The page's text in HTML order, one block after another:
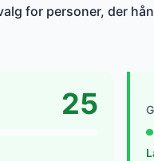
for personer, der
25